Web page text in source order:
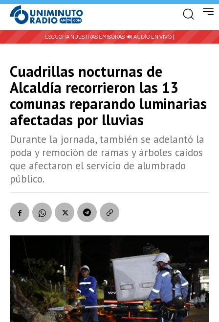
ESCUCHA NUESTRAS EMISORAS: 🔊 AUDIO EN VIVO |
Cuadrillas nocturnas de
Alcaldía recorrieron las 13
comunas reparando luminarias
afectadas por lluvias
Durante la jornada, también se adelantó la
poda y remoción de ramas y árboles caídos
que afectaron el servicio de alumbrado
público.